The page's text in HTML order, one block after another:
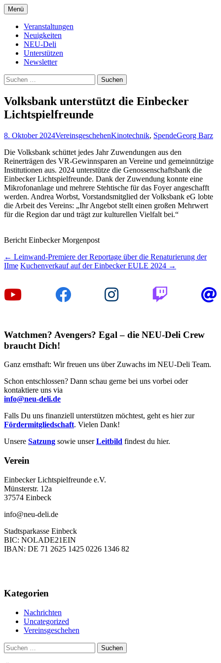
Zum
Inhalt
springen
NeuDeli Einbeck
Menü
Veranstaltungen
Neuigkeiten
NEU-Deli
Unterstützen
Newsletter
Suchen
nach:
Volksbank unterstützt die Einbecker
Lichtspielfreunde
8. Oktober 2024VereinsgeschehenKinotechnik, SpendeGeorg Barz
Die Volksbank schüttet jedes Jahr Zuwendungen aus den
Reinerträgen des VR-Gewinnsparen an Vereine und gemeinnützige
Institutionen aus. 2024 unterstütze die Genossenschaftsbank die
Einbecker Lichtspielfreunde. Dank der Zuwendung konnte eine
Mikrofonanlage und mehrere Stehtische für das Foyer angeschafft
werden. Andrea Worbst, Vorstandsmitglied der Volksbank eG lobte
die Arbeit des Vereins: „Ihr Angebot stellt einen großen Mehrwert
für die Region dar und trägt zur kulturellen Vielfalt bei.“
Bericht Einbecker Morgenpost
Beitragsnavigation
← Leinwand-Premiere der Reportage über die Renaturierung der
IIme Kuchenverkauf auf der Einbecker EULE 2024 →
Watchmen? Avengers? Egal – die NEU-Deli Crew
braucht Dich!
Ganz ernsthaft: Wir freuen uns über Zuwachs im NEU-Deli Team.
Schon entschlossen? Dann schau gerne bei uns vorbei oder
kontaktiere uns via
info@neu-deli.de
Falls Du uns finanziell unterstützen möchtest, geht es hier zur
Fördermitgliedschaft. Vielen Dank!
Unsere Satzung sowie unserLeitbild findest du hier.
Verein
Einbecker Lichtspielfreunde e.V.
Münsterstr. 12a
37574 Einbeck
info@neu-deli.de
Stadtsparkasse Einbeck
BIC: NOLADE21EIN
IBAN: DE 71 2625 1425 0226 1346 82
Kategorien
Nachrichten
Uncategorized
Vereinsgeschehen
Suchen
nach: